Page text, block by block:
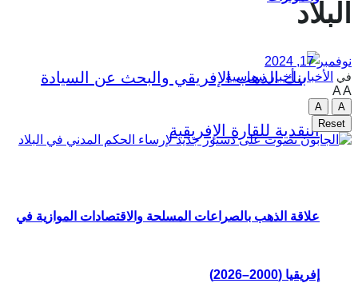
علاقة الذهب بالصراعات المسلحة والاقتصادات الموازية في
إفريقيا (2000–2026)
البلاد
نوفمبر 17, 2024
في الأخبار , أخبار سياسية
AA
A
A
Reset